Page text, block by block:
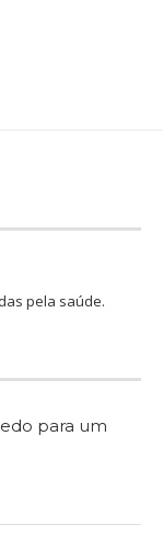
pela saúde.
para um